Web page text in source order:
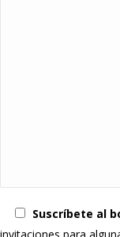
Suscríbete al